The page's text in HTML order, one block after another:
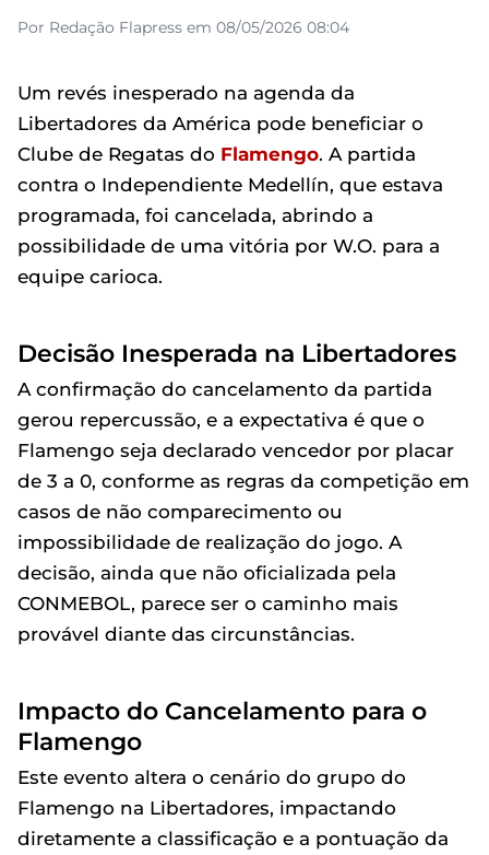
Por Redação Flapress em 08/05/2026 08:04
Um revés inesperado na agenda da
Libertadores da América pode beneficiar o
Clube de Regatas do Flamengo. A partida
contra o Independiente Medellín, que estava
programada, foi cancelada, abrindo a
possibilidade de uma vitória por W.O. para a
equipe carioca.
Decisão Inesperada na Libertadores
A confirmação do cancelamento da partida
gerou repercussão, e a expectativa é que o
Flamengo seja declarado vencedor por placar
de 3 a 0, conforme as regras da competição em
casos de não comparecimento ou
impossibilidade de realização do jogo. A
decisão, ainda que não oficializada pela
CONMEBOL, parece ser o caminho mais
provável diante das circunstâncias.
Impacto do Cancelamento para o
Flamengo
Este evento altera o cenário do grupo do
Flamengo na Libertadores, impactando
diretamente a classificação e a pontuação da